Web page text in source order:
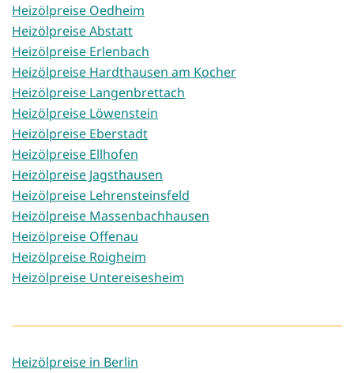
Heizölpreise Oedheim
Heizölpreise Abstatt
Heizölpreise Erlenbach
Heizölpreise Hardthausen am Kocher
Heizölpreise Langenbrettach
Heizölpreise Löwenstein
Heizölpreise Eberstadt
Heizölpreise Ellhofen
Heizölpreise Jagsthausen
Heizölpreise Lehrensteinsfeld
Heizölpreise Massenbachhausen
Heizölpreise Offenau
Heizölpreise Roigheim
Heizölpreise Untereisesheim
Heizölpreise in Berlin